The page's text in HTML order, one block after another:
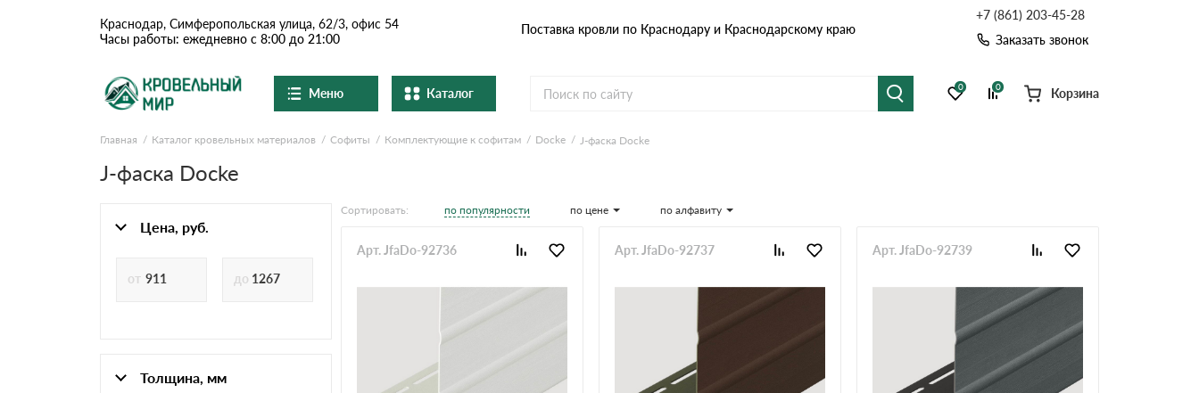
Поставка кровли по Краснодару и Краснодарскому краю
Краснодар, Симферопольская улица, 62/3, офис 54
Часы работы: ежедневно с 8:00 до 21:00
+7 (861) 203-45-28
Заказать звонок
Меню
О компании
Доставка и оплата
Вопросы-ответы
Каталог
Ондулин и шифер Металлочерепица
Сланцевая кровля Профнастил и штакетник Водосточные системы Софиты
Комплектующие
0 0 Корзина
Главная Каталог кровельных материалов Софиты Комплектующие к софитам Docke J-фаска Docke
J-фаска Docke
Цена, руб.
Толщина, мм
Сортировать: по популярности по цене по алфавиту
Арт. JfaDo-92736 Арт. JfaDo-92737 Арт. JfaDo-92739